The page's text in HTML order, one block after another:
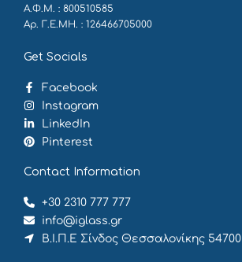
Α.Φ.Μ. : 800510585
Αρ. Γ.Ε.ΜΗ. : 126466705000
Get Socials
Facebook
Instagram
LinkedIn
Pinterest
Contact Information
+30 2310 777 777
info@iglass.gr
Β.Ι.Π.Ε Σίνδος Θεσσαλονίκης 54700